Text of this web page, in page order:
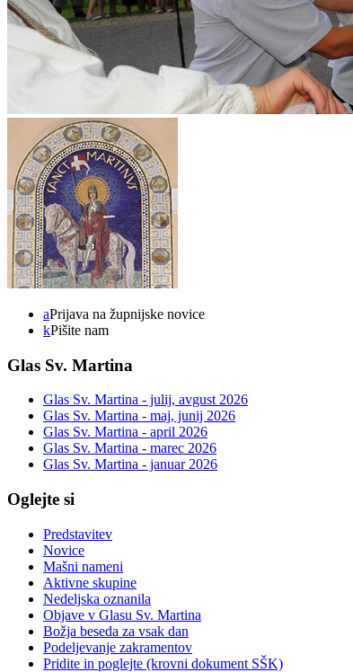
aPrijava na župnijske novice
kPišite nam
Glas Sv. Martina
Glas Sv. Martina - julij, avgust 2026
Glas Sv. Martina - maj, junij 2026
Glas Sv. Martina - april 2026
Glas Sv. Martina - marec 2026
Glas Sv. Martina - januar 2026
Oglejte si
Predstavitev
Novice
Mašni nameni
Aktivne skupine
Nedeljska oznanila
Objave v Glasu Sv. Martina
Božja beseda za vsak dan
Podeljevanje zakramentov
Pridite in poglejte (krovni dokument SŠK)